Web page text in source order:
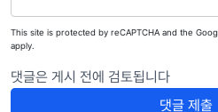
This site is protected by reCAPTCHA and the
apply.
댓글은 게시 전에 검토됩니다
댓글 제출